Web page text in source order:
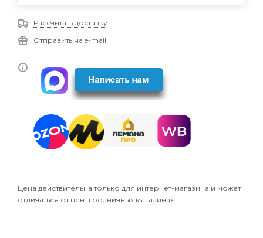
Рассчитать доставку
Отправить на e-mail
Цена действительна только для интернет-магазина и может
отличаться от цен в розничных магазинах